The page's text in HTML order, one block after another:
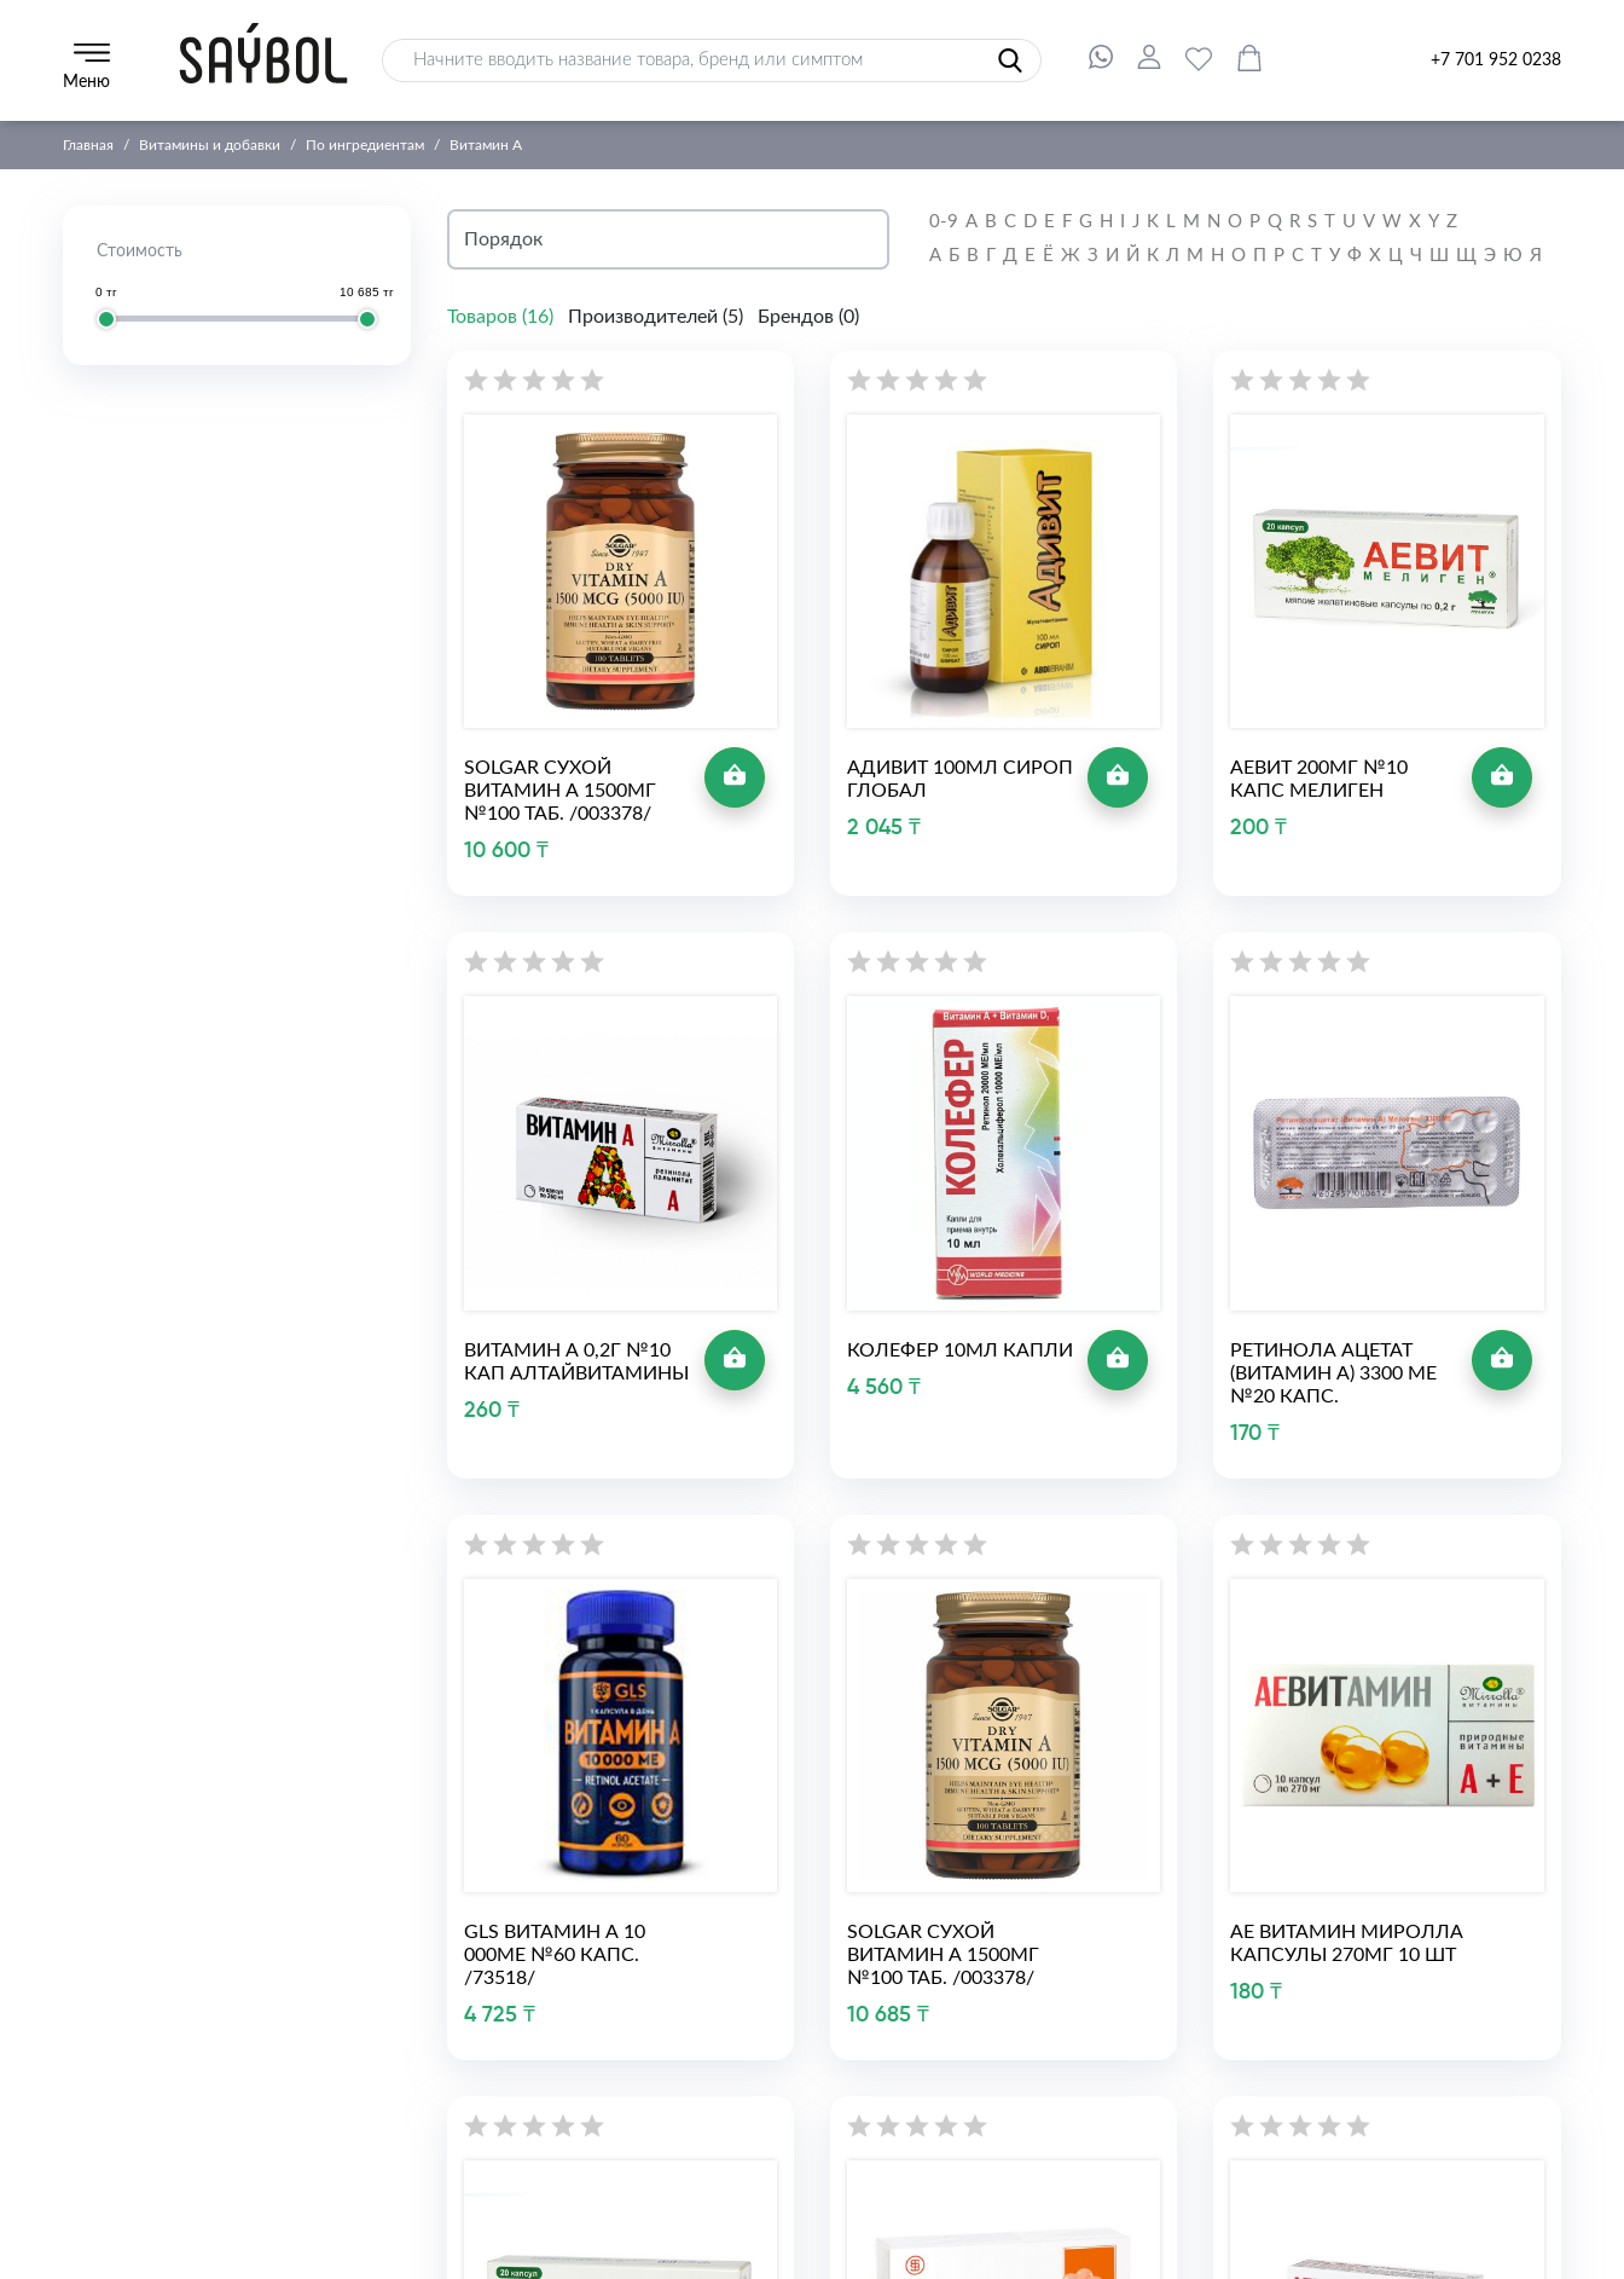
Меню
+7 701 952 0238
Главная Витамины и добавки По ингредиентам Витамин A
Стоимость
0 тг 10 685 тг
0-9 A B C D E F G H J K L M N O P Q R S U V W X Y Z
А Б В Д Е Ё Ж З И Й К Л М Н О Р С У Ф Х Ц Ч Ш Щ Э Ю Я
Товаров (16) Производителей (5) Брендов (0)
SOLGAR СУХОЙ
ВИТАМИН А 1500МГ
№100 ТАБ. /003378/
10 600 ₸
АДИВИТ 100МЛ СИРОП
ГЛОБАЛ
2 045 ₸
АЕВИТ 200МГ №10
КАПС МЕЛИГЕН
200 ₸
ВИТАМИН А 0,2Г №10
КАП АЛТАЙВИТАМИНЫ
260 ₸
КОЛЕФЕР 10МЛ КАПЛИ
4 560 ₸
РЕТИНОЛА АЦЕТАТ
(ВИТАМИН А) 3300 МЕ
№20 КАПС.
170 ₸
GLS ВИТАМИН А 10
000МЕ №60 КАПС.
/73518/
4 725 ₸
SOLGAR СУХОЙ
ВИТАМИН А 1500МГ
№100 ТАБ. /003378/
10 685 ₸
АЕ ВИТАМИН МИРОЛЛА
КАПСУЛЫ 270МГ 10 ШТ
180 ₸